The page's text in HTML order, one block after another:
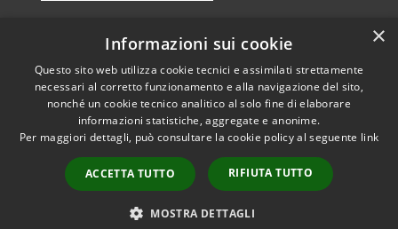
RSS
Accessibilità
Cookie
Mappa del sito
Numeri Utili
Comune convenzionato
Astigov
Progetto|Convenzione|
Adesioni
•Accesso redazione
×
Informazioni sui cookie
Questo sito web utilizza cookie tecnici e assimilati strettamente
necessari al corretto funzionamento e alla navigazione del sito,
nonché un cookie tecnico analitico al solo fine di elaborare
informazioni statistiche, aggregate e anonime.
Per maggiori dettagli, può consultare la cookie policy al seguente link
ACCETTA TUTTO RIFIUTA TUTTO
MOSTRA DETTAGLI